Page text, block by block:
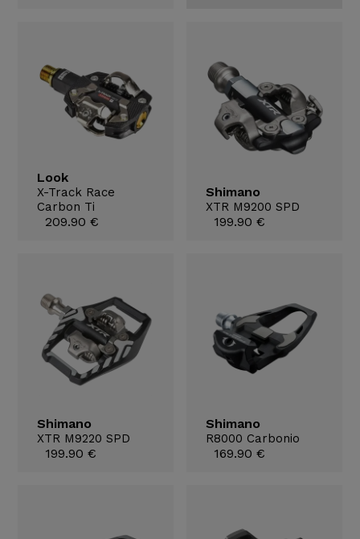
Look
X-Track Race
Carbon Ti
209.90 €
Shimano
XTR M9200 SPD
199.90 €
Shimano
XTR M9220 SPD
199.90 €
Shimano
R8000 Carbonio
169.90 €